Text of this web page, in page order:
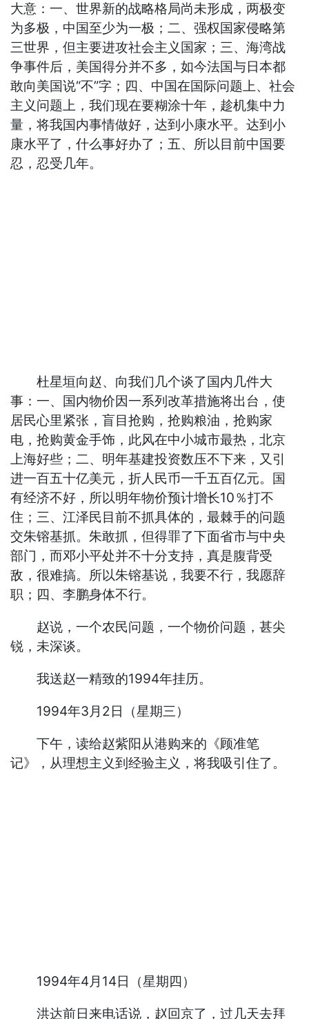
大意：一、世界新的战略格局尚未形成，两极变
为多极，中国至少为一极；二、强权国家侵略第
三世界，但主要进攻社会主义国家；三、海湾战
争事件后，美国得分并不多，如今法国与日本都
敢向美国说“不”字；四、中国在国际问题上、社会
主义问题上，我们现在要糊涂十年，趁机集中力
量，将我国内事情做好，达到小康水平。达到小
康水平了，什么事好办了；五、所以目前中国要
忍，忍受几年。
杜星垣向赵、向我们几个谈了国内几件大
事：一、国内物价因一系列改革措施将出台，使
居民心里紧张，盲目抢购，抢购粮油，抢购家
电，抢购黄金手饰，此风在中小城市最热，北京
上海好些；二、明年基建投资数压不下来，又引
进一百五十亿美元，折人民币一千五百亿元。国
有经济不好，所以明年物价预计增长10％打不
住；三、江泽民目前不抓具体的，最棘手的问题
交朱镕基抓。朱敢抓，但得罪了下面省市与中央
部门，而邓小平处并不十分支持，真是腹背受
敌，很难搞。所以朱镕基说，我要不行，我愿辞
职；四、李鹏身体不行。
赵说，一个农民问题，一个物价问题，甚尖
锐，未深谈。
我送赵一精致的1994年挂历。
1994年3月2日（星期三）
下午，读给赵紫阳从港购来的《顾准笔
记》，从理想主义到经验主义，将我吸引住了。
1994年4月14日（星期四）
洪达前日来电话说，赵回京了，过几天去拜